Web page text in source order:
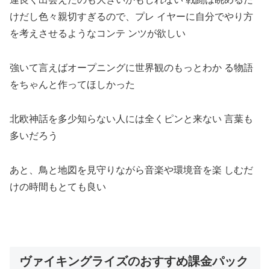
けだし色々親切すぎるので、プレ イヤーに自分でやり方
を考えさせるようなコンテ ンツが欲しい
強いて言えばオープニングに世界観のもっとわか る物語
をちゃんと作ってほしかった
北欧神話を多少知らない人には全くピンと来ない 言葉も
多いだろう
あと、鳥と地図を見守りながら音楽や環境音を楽 しむだ
けの時間もとても良い
ヴァイキングライズのおすすめ課金パック